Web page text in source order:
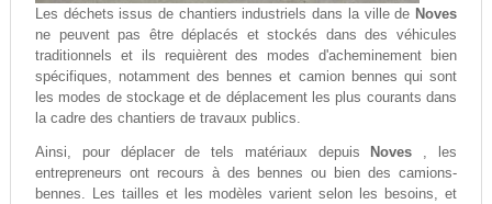
Les déchets issus de chantiers industriels dans la ville de Noves
ne peuvent pas être déplacés et stockés dans des véhicules
traditionnels et ils requièrent des modes d'acheminement bien
spécifiques, notamment des bennes et camion bennes qui sont
les modes de stockage et de déplacement les plus courants dans
la cadre des chantiers de travaux publics.
Ainsi, pour déplacer de tels matériaux depuis Noves , les
entrepreneurs ont recours à des bennes ou bien des camions-
bennes. Les tailles et les modèles varient selon les besoins, et